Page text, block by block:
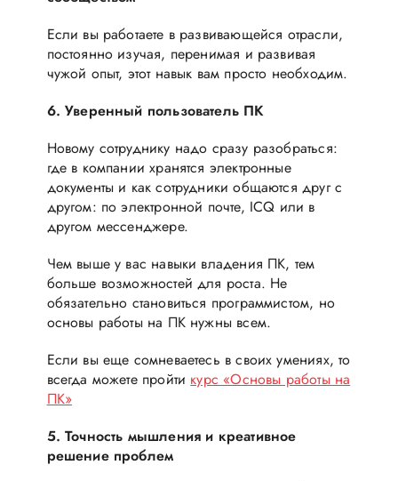
Если вы работаете в развивающейся отрасли,
постоянно изучая, перенимая и развивая
чужой опыт, этот навык вам просто необходим.
6. Уверенный пользователь ПК
Новому сотруднику надо сразу разобраться:
где в компании хранятся электронные
документы и как сотрудники общаются друг с
другом: по электронной почте, ICQ или в
другом мессенджере.
Чем выше у вас навыки владения ПК, тем
больше возможностей для роста. Не
обязательно становиться программистом, но
основы работы на ПК нужны всем.
Если вы еще сомневаетесь в своих умениях, то
всегда можете пройти курс «Основы работы на
ПК»
5. Точность мышления и креативное
решение проблем